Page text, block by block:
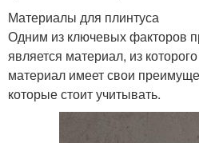
Материалы для плинтуса
Одним из ключевых факторов
является материал, из
материал имеет свои
которые стоит учитывать.